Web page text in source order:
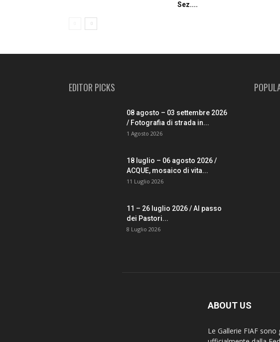
Sez....
EDITOR PICKS
08 agosto – 03 settembre 2026
/ Fotografia di strada in...
1 Agosto 2026
18 luglio – 06 agosto 2026 /
ACQUE, mosaico di vita...
11 Luglio 2026
11 – 26 luglio 2026 / Al passo
dei Pastori...
8 Luglio 2026
ABOUT US
Le Gallerie FIAF